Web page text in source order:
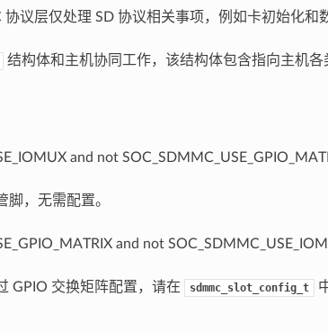
议层仅处理 SD 协议相关事项，例如卡初始化和
结构体和主机协同工作，该结构体包含指向主机各
and not
，无需配置。
and not
GPIO 交换矩阵配置，请在 sdmmc_slot_config_t